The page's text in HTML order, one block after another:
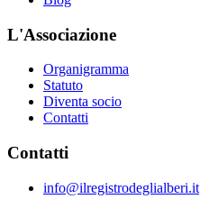
L'Associazione
Organigramma
Statuto
Diventa socio
Contatti
Contatti
info@ilregistrodeglialberi.it